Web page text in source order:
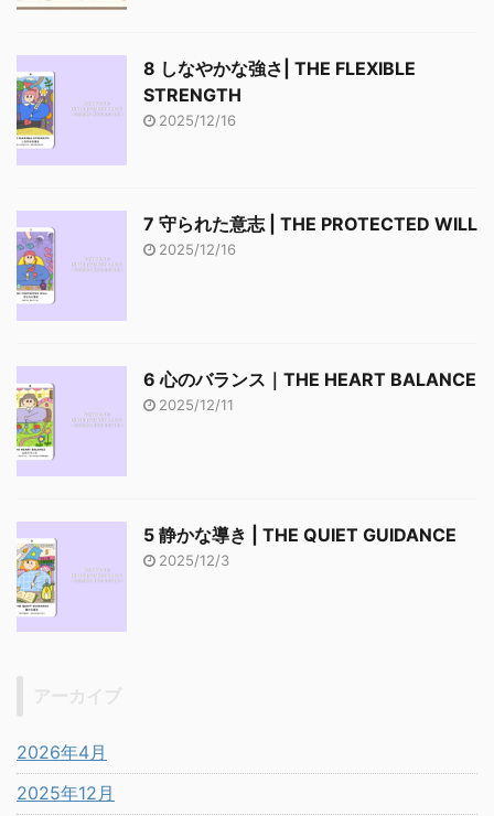
8 しなやかな強さ| THE FLEXIBLE
STRENGTH
2025/12/16
7 守られた意志 | THE PROTECTED WILL
2025/12/16
6 心のバランス｜THE HEART BALANCE
2025/12/11
5 静かな導き | THE QUIET GUIDANCE
2025/12/3
2026年4月
2025年12月